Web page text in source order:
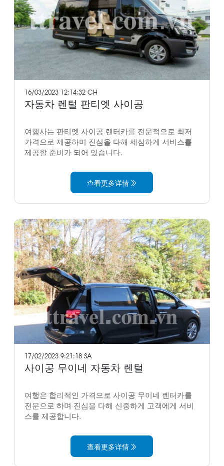
16/03/2023 12:14:32 CH
자동차 렌털 판티엣 사이공
여행사는 판티엣 사이공 렌터카를 전문적으로 최저
가격으로 제공하며 진심을 다해 세심하게 서비스를
제공할 준비가 되어 있습니다.
查看更多详情
17/02/2023 9:21:18 SA
사이공 무이네 자동차 렌털
여행은 합리적인 가격으로 사이공 무이네 렌터카를
전문으로 하며 진심을 다해 신중하게 고객에게 서비
스를 제공합니다.
查看更多详情